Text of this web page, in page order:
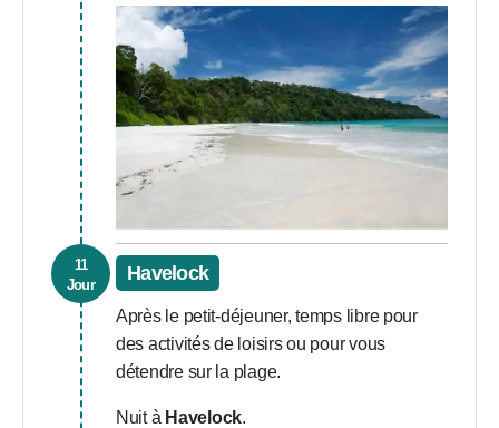
11
Jour
Havelock
Après le petit-déjeuner, temps libre pour
des activités de loisirs ou pour vous
détendre sur la plage.
Nuit à Havelock.